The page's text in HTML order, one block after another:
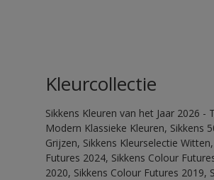
Kleurcollectie
Sikkens Kleuren van het Jaar 2026 -
Modern Klassieke Kleuren, Sikkens
Grijzen, Sikkens Kleurselectie
Futures 2024, Sikkens Colour
2020, Sikkens Colour Futures 2019,